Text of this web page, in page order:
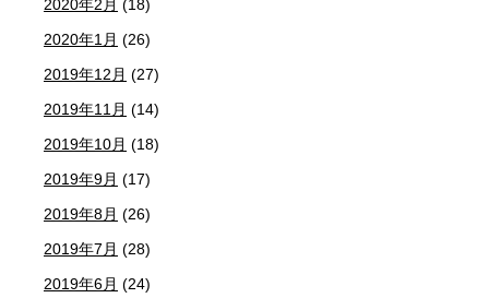
2020年2月 (18)
2020年1月 (26)
2019年12月 (27)
2019年11月 (14)
2019年10月 (18)
2019年9月 (17)
2019年8月 (26)
2019年7月 (28)
2019年6月 (24)